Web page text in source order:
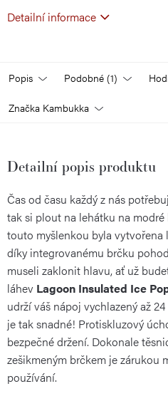
Detailní informace
Popis Podobné (1)
Značka Kambukka
Detailní popis produktu
Čas od času každý z nás
tak si plout na lehátku na
touto myšlenkou byla vytvořena
díky integrovanému brčku
museli zaklonit hlavu, ať už
láhev Lagoon Insulated Ice
udrží váš nápoj vychlazený až
je tak snadné! Protiskluzový
bezpečné držení. Dokonale
zešikmeným brčkem je zárukou
používání.